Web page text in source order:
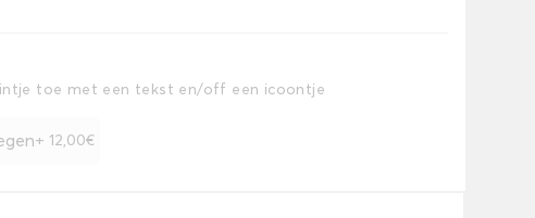
toe met een tekst en/off een icoontje
+ 12,00€